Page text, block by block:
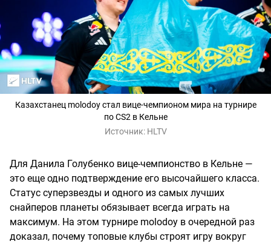
Казахстанец molodoy стал вице-чемпионом мира на турнире
по CS2 в Кельне
Источник: HLTV
Для Данила Голубенко вице-чемпионство в Кельне —
это еще одно подтверждение его высочайшего класса.
Статус суперзвезды и одного из самых лучших
снайперов планеты обязывает всегда играть на
максимум. На этом турнире molodoy в очередной раз
доказал, почему топовые клубы строят игру вокруг